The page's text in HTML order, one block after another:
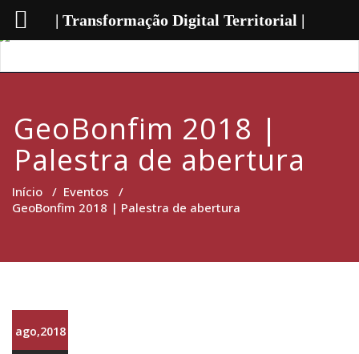
GeoBonfim 2018 |
Palestra de abertura
Início / Eventos /
GeoBonfim 2018 | Palestra de abertura
ago,2018
| Transformação Digital Territorial |